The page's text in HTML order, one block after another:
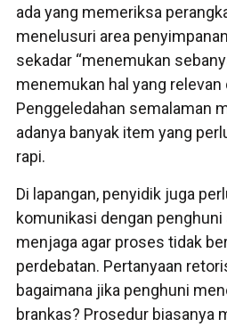
ada yang memeriksa
menelusuri area
sekadar “menemukan
menemukan hal yang relevan
Penggeledahan semalaman
adanya banyak item yang
rapi.
Di lapangan, penyidik juga
komunikasi dengan penghuni
menjaga agar proses tidak
perdebatan. Pertanyaan
bagaimana jika penghuni
brankas? Prosedur biasanya